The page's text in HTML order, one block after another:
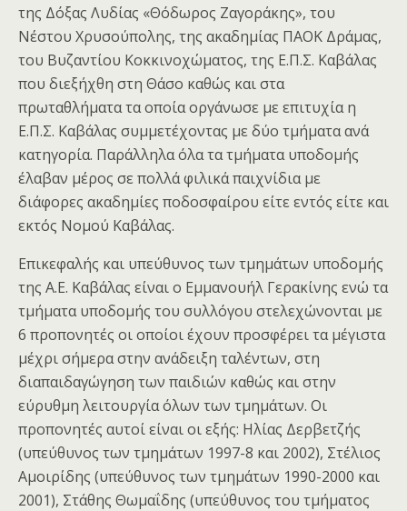
της Δόξας Λυδίας «Θόδωρος Ζαγοράκης», του
Νέστου Χρυσούπολης, της ακαδημίας ΠΑΟΚ Δράμας,
του Βυζαντίου Κοκκινοχώματος, της Ε.Π.Σ. Καβάλας
που διεξήχθη στη Θάσο καθώς και στα
πρωταθλήματα τα οποία οργάνωσε με επιτυχία η
Ε.Π.Σ. Καβάλας συμμετέχοντας με δύο τμήματα ανά
κατηγορία. Παράλληλα όλα τα τμήματα υποδομής
έλαβαν μέρος σε πολλά φιλικά παιχνίδια με
διάφορες ακαδημίες ποδοσφαίρου είτε εντός είτε και
εκτός Νομού Καβάλας.
Επικεφαλής και υπεύθυνος των τμημάτων υποδομής
της Α.Ε. Καβάλας είναι ο Εμμανουήλ Γερακίνης ενώ τα
τμήματα υποδομής του συλλόγου στελεχώνονται με
6 προπονητές οι οποίοι έχουν προσφέρει τα μέγιστα
μέχρι σήμερα στην ανάδειξη ταλέντων, στη
διαπαιδαγώγηση των παιδιών καθώς και στην
εύρυθμη λειτουργία όλων των τμημάτων. Οι
προπονητές αυτοί είναι οι εξής: Ηλίας Δερβετζής
(υπεύθυνος των τμημάτων 1997-8 και 2002), Στέλιος
Αμοιρίδης (υπεύθυνος των τμημάτων 1990-2000 και
2001), Στάθης Θωμαΐδης (υπεύθυνος του τμήματος